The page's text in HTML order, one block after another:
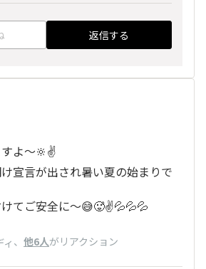
返信する
よ～🔆✌️
宣言が出され暑い夏の始まりで
てご安全に〜😅🥵✌️💦💦💦
、 他6人がリアクション